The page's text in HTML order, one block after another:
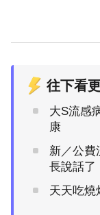
往下看
大S流感
康
新／公費
長說話了
天天吃燒